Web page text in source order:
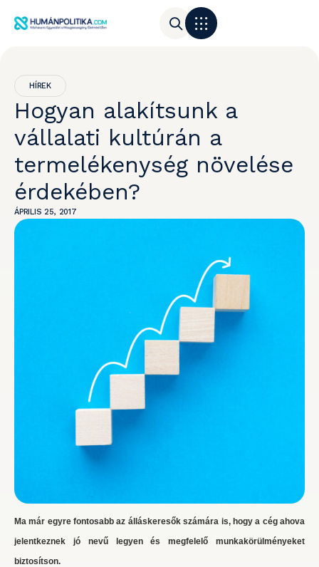
HÍREK
Hogyan alakítsunk a
vállalati kultúrán a
termelékenység növelése
érdekében?
ÁPRILIS 25, 2017
Ma már egyre fontosabb az álláskeresők számára is, hogy a cég ahova
jelentkeznek jó nevű legyen és megfelelő munkakörülményeket
biztosítson.